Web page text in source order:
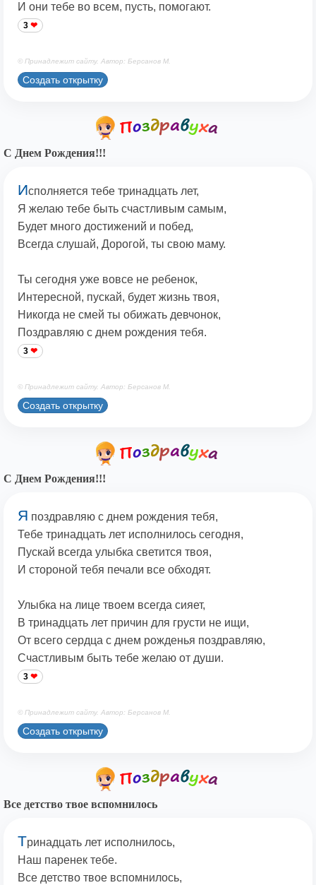
И они тебе во всем, пусть, помогают.
3
© Принадлежит сайту. Автор: Берсанов М.
Создать открытку
С Днем Рождения!!!
Исполняется тебе тринадцать лет,
Я желаю тебе быть счастливым самым,
Будет много достижений и побед,
Всегда слушай, Дорогой, ты свою маму.
Ты сегодня уже вовсе не ребенок,
Интересной, пускай, будет жизнь твоя,
Никогда не смей ты обижать девчонок,
Поздравляю с днем рождения тебя.
3
© Принадлежит сайту. Автор: Берсанов М.
Создать открытку
С Днем Рождения!!!
Я поздравляю с днем рождения тебя,
Тебе тринадцать лет исполнилось сегодня,
Пускай всегда улыбка светится твоя,
И стороной тебя печали все обходят.
Улыбка на лице твоем всегда сияет,
В тринадцать лет причин для грусти не ищи,
От всего сердца с днем рожденья поздравляю,
Счастливым быть тебе желаю от души.
3
© Принадлежит сайту. Автор: Берсанов М.
Создать открытку
Все детство твое вспомнилось
Тринадцать лет исполнилось,
Наш паренек тебе.
Все детство твое вспомнилось,